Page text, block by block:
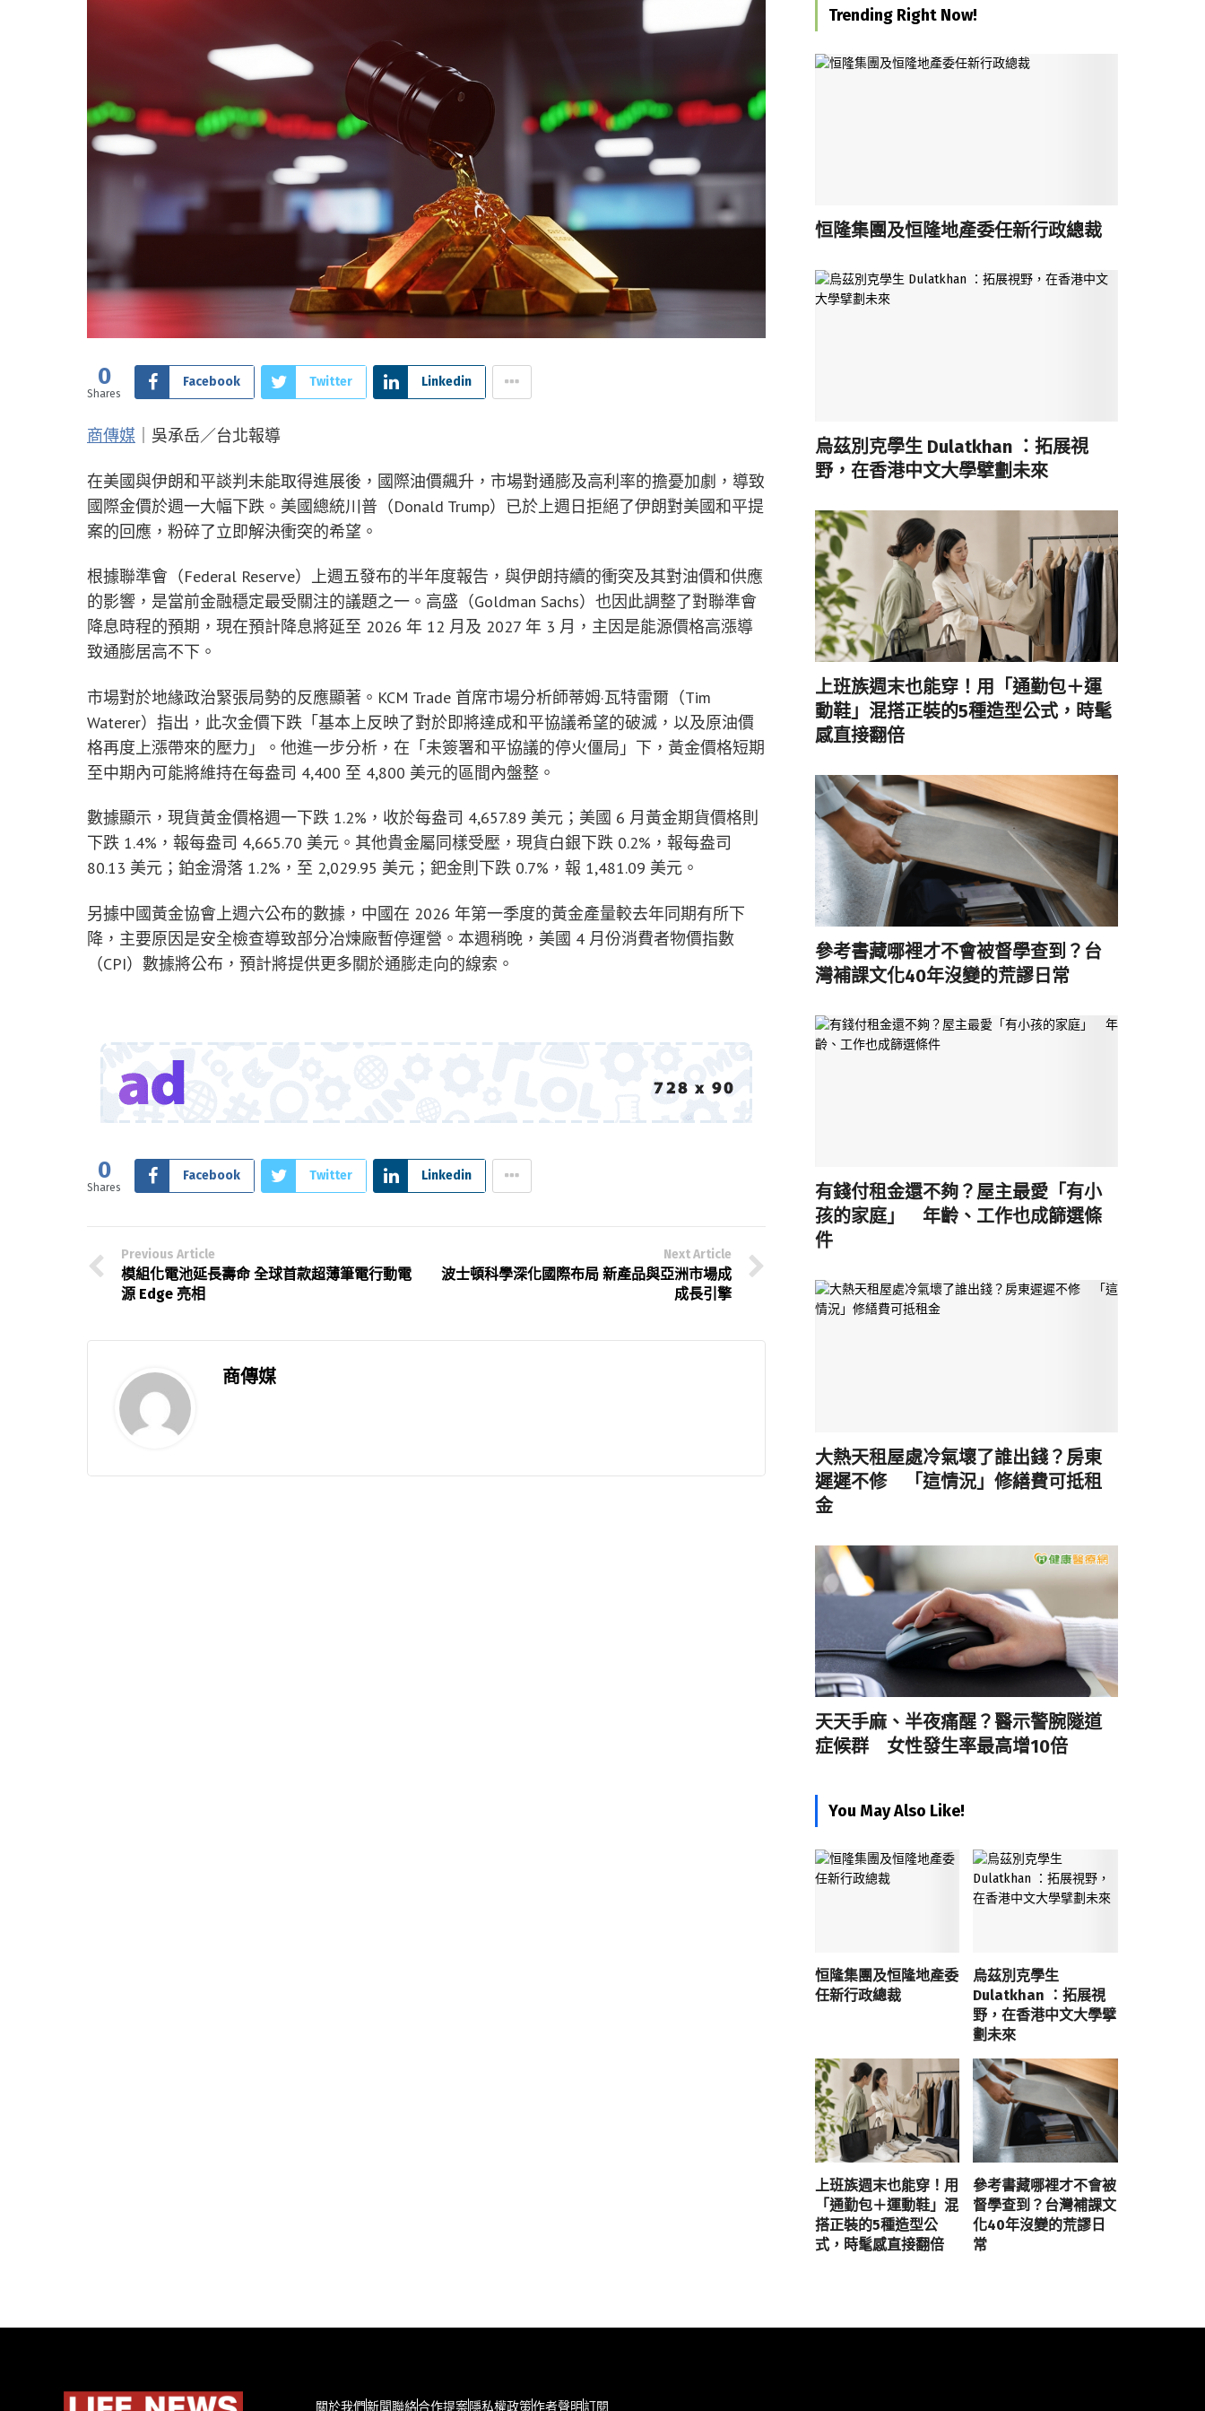
0
Shares
Facebook Twitter Linkedin
商傳媒 ｜吳承岳／台北報導
在美國與伊朗和平談判未能取得進展後，國際油價飆升，市場對通膨及高利率的擔憂加劇，導致
國際金價於週一大幅下跌。美國總統川普（Donald Trump）已於上週日拒絕了伊朗對美國和平提
案的回應，粉碎了立即解決衝突的希望。
根據聯準會（Federal Reserve）上週五發布的半年度報告，與伊朗持續的衝突及其對油價和供應
的影響，是當前金融穩定最受關注的議題之一。高盛（Goldman Sachs）也因此調整了對聯準會
降息時程的預期，現在預計降息將延至 2026 年 12 月及 2027 年 3 月，主因是能源價格高漲導
致通膨居高不下。
市場對於地緣政治緊張局勢的反應顯著。KCM Trade 首席市場分析師蒂姆·瓦特雷爾（Tim
Waterer）指出，此次金價下跌「基本上反映了對於即將達成和平協議希望的破滅，以及原油價
格再度上漲帶來的壓力」。他進一步分析，在「未簽署和平協議的停火僵局」下，黃金價格短期
至中期內可能將維持在每盎司 4,400 至 4,800 美元的區間內盤整。
數據顯示，現貨黃金價格週一下跌 1.2%，收於每盎司 4,657.89 美元；美國 6 月黃金期貨價格則
下跌 1.4%，報每盎司 4,665.70 美元。其他貴金屬同樣受壓，現貨白銀下跌 0.2%，報每盎司
80.13 美元；鉑金滑落 1.2%，至 2,029.95 美元；鈀金則下跌 0.7%，報 1,481.09 美元。
另據中國黃金協會上週六公布的數據，中國在 2026 年第一季度的黃金產量較去年同期有所下
降，主要原因是安全檢查導致部分冶煉廠暫停運營。本週稍晚，美國 4 月份消費者物價指數
（CPI）數據將公布，預計將提供更多關於通膨走向的線索。
0
Shares
Facebook Twitter Linkedin
Previous Article
模組化電池延長壽命 全球首款超薄筆電行動電
源 Edge 亮相
Next Article
波士頓科學深化國際布局 新產品與亞洲市場成
成長引擎
商傳媒
Trending Right Now!
恒隆集團及恒隆地產委任新行政總裁
烏茲別克學生 Dulatkhan ：拓展視
野，在香港中文大學擘劃未來
上班族週末也能穿！用「通勤包＋運
動鞋」混搭正裝的5種造型公式，時髦
感直接翻倍
參考書藏哪裡才不會被督學查到？台
灣補課文化40年沒變的荒謬日常
有錢付租金還不夠？屋主最愛「有小
孩的家庭」 年齡、工作也成篩選條
件
大熱天租屋處冷氣壞了誰出錢？房東
遲遲不修 「這情況」修繕費可抵租
金
天天手麻、半夜痛醒？醫示警腕隧道
症候群 女性發生率最高增10倍
You May Also Like!
恒隆集團及恒隆地產委
任新行政總裁
烏茲別克學生
Dulatkhan ：拓展視
野，在香港中文大學擘
劃未來
上班族週末也能穿！用
「通勤包＋運動鞋」混
搭正裝的5種造型公
式，時髦感直接翻倍
參考書藏哪裡才不會被
督學查到？台灣補課文
化40年沒變的荒謬日
常
關於我們新聞聯絡合作提案隱私權政策作者聲明訂閱